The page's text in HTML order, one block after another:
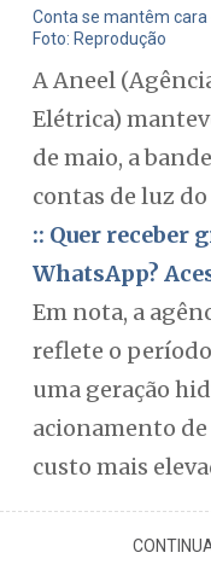
Conta se mantêm cara
Foto: Reprodução
A Aneel
Elétrica)
de maio, a
contas de luz
:: Quer receber
WhatsApp?
Em nota, a
reflete o período
uma geração
acionamento
custo mais